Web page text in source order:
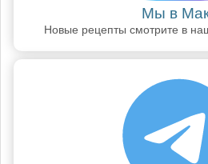
Мы в
Новые рецепты смотрите в